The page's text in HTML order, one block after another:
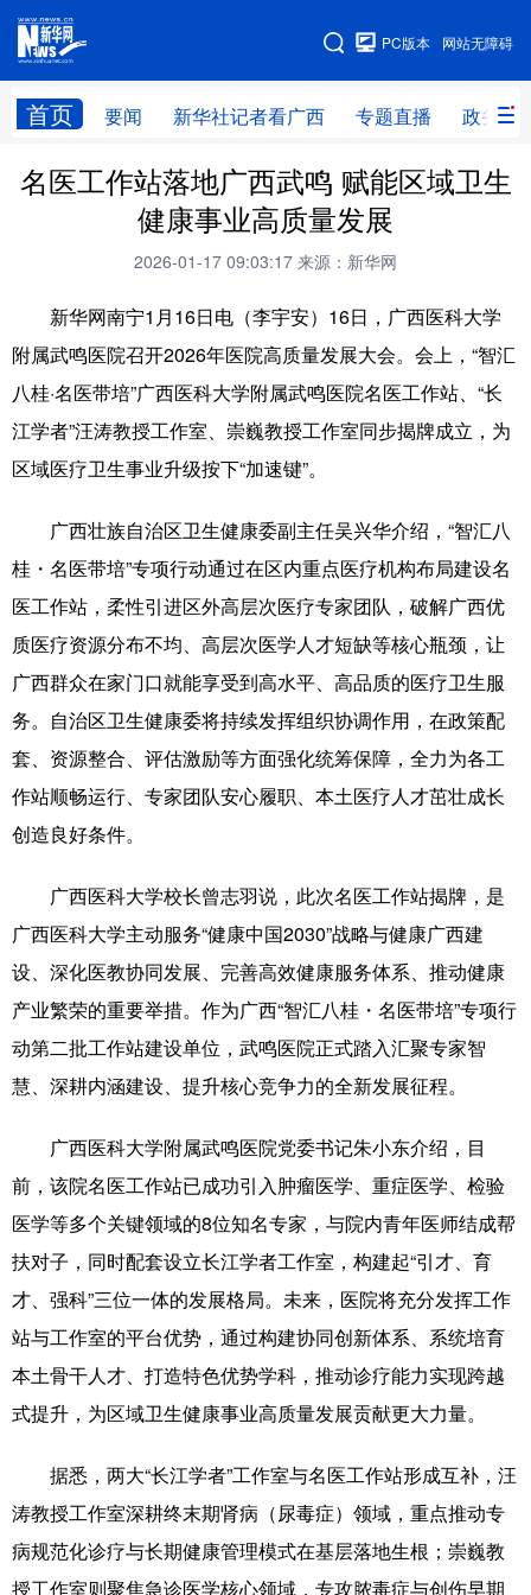
网站无障碍
PC版本
首页 要闻 新华社记者看广西 专题直播 政务信
网站地图
广西频道
新华社记者 专题直播
新华网导航
学习进行时 高层 时政 人事
国际 财经 网评
台湾 思客智库 全球连线 教育
科技 科普 体育 文化
健康 军事 访谈 视频
图片 中央文件 金融 汽车
食品 人居 信息化 乡村振兴
溯源中国 城市 旅游 能源
亚太网
地方频道
北京 天津 河北 山西
浙江 安徽 福建 江西
山东 河南 湖北 湖南
广东 广西 海南 重庆
四川 贵州 云南 西藏
陕西 甘肃 青海 宁夏
新疆 内蒙古 黑龙江
多语种频道
English Español Français عربى
名医工作站落地广西武鸣 赋能区域卫生
健康事业高质量发展
2026-01-17 09:03:17 来源：新华网
新华网南宁1月16日电（李宇安）16日，广西医科大学
附属武鸣医院召开2026年医院高质量发展大会。会上，“智汇
八桂·名医带培”广西医科大学附属武鸣医院名医工作站、“长
江学者”汪涛教授工作室、崇巍教授工作室同步揭牌成立，为
区域医疗卫生事业升级按下“加速键”。
广西壮族自治区卫生健康委副主任吴兴华介绍，“智汇八
桂・名医带培”专项行动通过在区内重点医疗机构布局建设名
医工作站，柔性引进区外高层次医疗专家团队，破解广西优
质医疗资源分布不均、高层次医学人才短缺等核心瓶颈，让
广西群众在家门口就能享受到高水平、高品质的医疗卫生服
务。自治区卫生健康委将持续发挥组织协调作用，在政策配
套、资源整合、评估激励等方面强化统筹保障，全力为各工
作站顺畅运行、专家团队安心履职、本土医疗人才茁壮成长
创造良好条件。
广西医科大学校长曾志羽说，此次名医工作站揭牌，是
广西医科大学主动服务“健康中国2030”战略与健康广西建
设、深化医教协同发展、完善高效健康服务体系、推动健康
产业繁荣的重要举措。作为广西“智汇八桂・名医带培”专项行
动第二批工作站建设单位，武鸣医院正式踏入汇聚专家智
慧、深耕内涵建设、提升核心竞争力的全新发展征程。
广西医科大学附属武鸣医院党委书记朱小东介绍，目
前，该院名医工作站已成功引入肿瘤医学、重症医学、检验
医学等多个关键领域的8位知名专家，与院内青年医师结成帮
扶对子，同时配套设立长江学者工作室，构建起“引才、育
才、强科”三位一体的发展格局。未来，医院将充分发挥工作
站与工作室的平台优势，通过构建协同创新体系、系统培育
本土骨干人才、打造特色优势学科，推动诊疗能力实现跨越
式提升，为区域卫生健康事业高质量发展贡献更大力量。
据悉，两大“长江学者”工作室与名医工作站形成互补，汪
涛教授工作室深耕终末期肾病（尿毒症）领域，重点推动专
病规范化诊疗与长期健康管理模式在基层落地生根；崇巍教
授工作室则聚焦急诊医学核心领域，专攻脓毒症与创伤早期